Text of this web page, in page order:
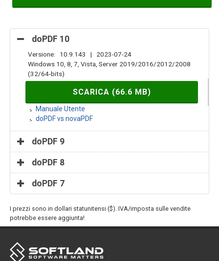
doPDF 10
Versione: 10.9.143 | 2023-07-24
Windows 10, 8, 7, Vista, Server 2019/2016/2012/2008
(32/64-bits)
SCARICA (66.6 MB)
Manuale Utente
doPDF vs novaPDF
doPDF 9
doPDF 8
doPDF 7
I prezzi sono in dollari statunitensi ($). IVA/imposta sulle vendite
potrebbe essere aggiunta!